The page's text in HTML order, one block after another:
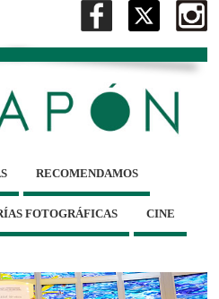
RECOMENDAMOS
FOTOGRÁFICAS CINE